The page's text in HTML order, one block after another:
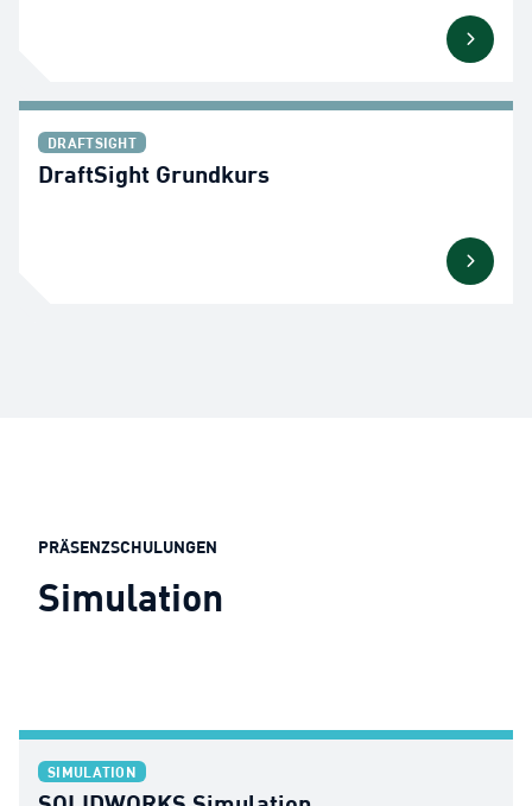
DRAFTSIGHT
DraftSight Grundkurs
PRÄSENZSCHULUNGEN
Simulation
SIMULATION